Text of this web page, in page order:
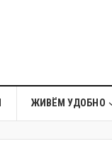
ЖИВЁМ УДОБНО